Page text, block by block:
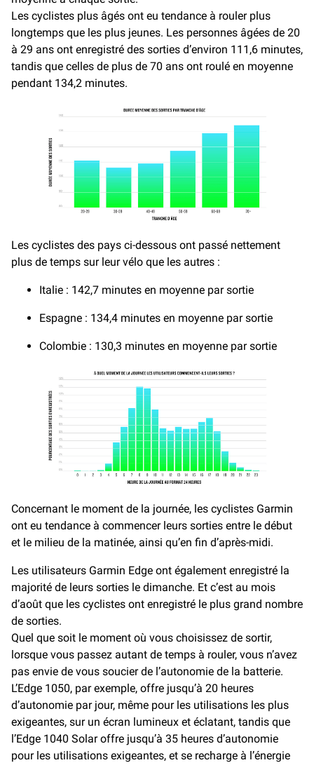
Les cyclistes plus âgés ont eu tendance à rouler plus
longtemps que les plus jeunes. Les personnes âgées de 20
à 29 ans ont enregistré des sorties d’environ 111,6 minutes,
tandis que celles de plus de 70 ans ont roulé en moyenne
pendant 134,2 minutes.
Les cyclistes des pays ci-dessous ont passé nettement
plus de temps sur leur vélo que les autres :
Italie : 142,7 minutes en moyenne par sortie
Espagne : 134,4 minutes en moyenne par sortie
Colombie : 130,3 minutes en moyenne par sortie
Concernant le moment de la journée, les cyclistes Garmin
ont eu tendance à commencer leurs sorties entre le début
et le milieu de la matinée, ainsi qu’en fin d’après-midi.
Les utilisateurs Garmin Edge ont également enregistré la
majorité de leurs sorties le dimanche. Et c’est au mois
d’août que les cyclistes ont enregistré le plus grand nombre
de sorties.
Quel que soit le moment où vous choisissez de sortir,
lorsque vous passez autant de temps à rouler, vous n’avez
pas envie de vous soucier de l’autonomie de la batterie.
L’Edge 1050, par exemple, offre jusqu’à 20 heures
d’autonomie par jour, même pour les utilisations les plus
exigeantes, sur un écran lumineux et éclatant, tandis que
l’Edge 1040 Solar offre jusqu’à 35 heures d’autonomie
pour les utilisations exigeantes, et se recharge à l’énergie